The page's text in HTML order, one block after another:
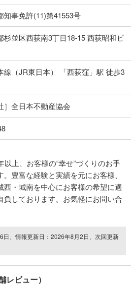
知事免許(11)第41553号
杉並区西荻南3丁目18-15 西荻昭和ビ
線（JR東日本） 「西荻窪」駅 徒歩3
］全日本不動産協会
上、お客様の“幸せ”づくりのお手
豊富な経験と実績を元にお客様、
・城南を中心にお客様の希望に適
負しております。お気軽にお問い合
、情報更新日：2026年8月2日、次回更新
レビュー）